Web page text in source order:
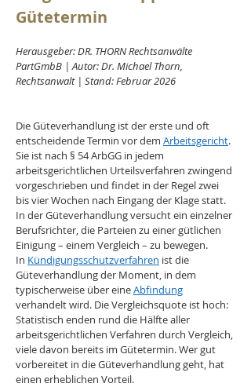
Gütetermin
Herausgeber: DR. THORN Rechtsanwälte
PartGmbB | Autor: Dr. Michael Thorn,
Rechtsanwalt | Stand: Februar 2026
Die Güteverhandlung ist der erste und oft
entscheidende Termin vor dem Arbeitsgericht.
Sie ist nach § 54 ArbGG in jedem
arbeitsgerichtlichen Urteilsverfahren zwingend
vorgeschrieben und findet in der Regel zwei
bis vier Wochen nach Eingang der Klage statt.
In der Güteverhandlung versucht ein einzelner
Berufsrichter, die Parteien zu einer gütlichen
Einigung – einem Vergleich – zu bewegen.
In Kündigungsschutzverfahren ist die
Güteverhandlung der Moment, in dem
typischerweise über eine Abfindung
verhandelt wird. Die Vergleichsquote ist hoch:
Statistisch enden rund die Hälfte aller
arbeitsgerichtlichen Verfahren durch Vergleich,
viele davon bereits im Gütetermin. Wer gut
vorbereitet in die Güteverhandlung geht, hat
einen erheblichen Vorteil.